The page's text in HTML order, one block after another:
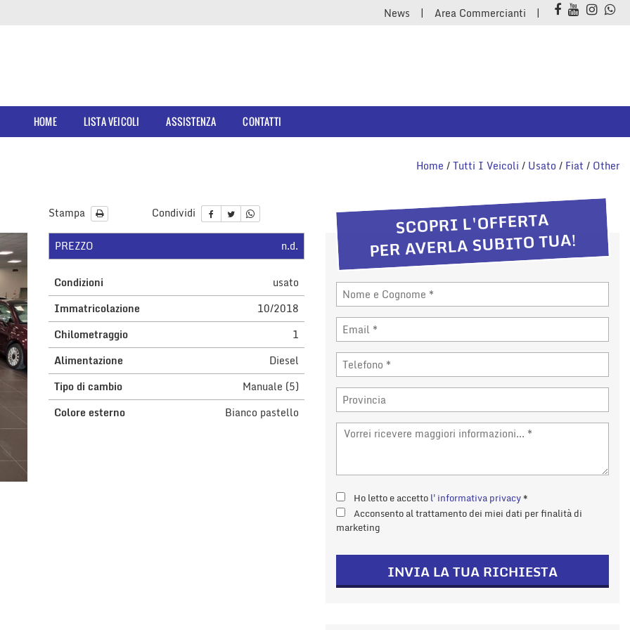
News Area Commercianti
HOME LISTA VEICOLI ASSISTENZA CONTATTI
Home /Tutti I Veicoli / Usato / Fiat / Other
Stampa Condividi
PREZZO n.d.
Condizioni
usato
Immatricolazione
10/2018
Chilometraggio
1
Alimentazione
Diesel
Tipo di cambio
Manuale (5)
Colore esterno
Bianco pastello
SCOPRI L'OFFERTA
PER AVERLA SUBITO TUA!
Ho letto e accettol'informativa privacy*
Acconsento al trattamento dei miei dati per finalità di
marketing
INVIA LA TUA RICHIESTA